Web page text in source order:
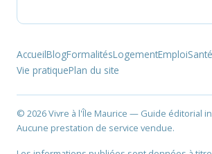
AccueilBlogFormalitésLogementEmploiSanté
Vie pratiquePlan du site
© 2026 Vivre à l'Île Maurice — Guide éditorial
Aucune prestation de service vendue.